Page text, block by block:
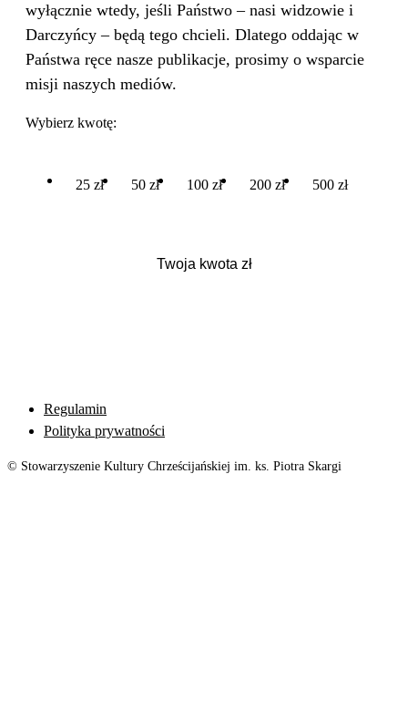
wyłącznie wtedy, jeśli Państwo – nasi widzowie i
Darczyńcy – będą tego chcieli. Dlatego oddając w
Państwa ręce nasze publikacje, prosimy o wsparcie
misji naszych mediów.
Wybierz kwotę:
25 zł 50 zł 100 zł 200 zł 500 zł
Regulamin
Polityka prywatności
© Stowarzyszenie Kultury Chrześcijańskiej im. ks. Piotra Skargi